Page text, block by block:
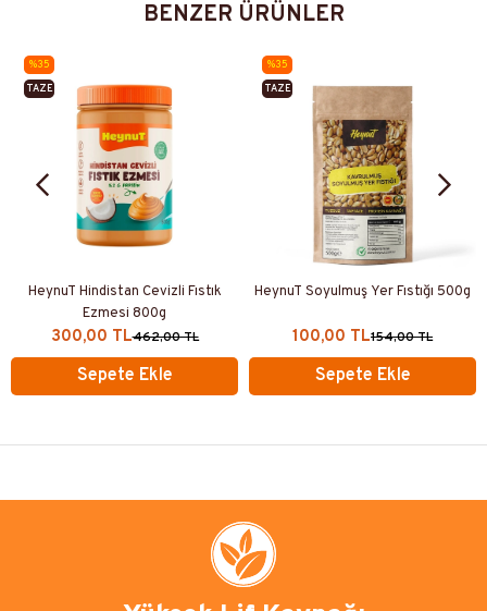
BENZER ÜRÜNLER
HeynuT Hindistan Cevizli Fıstık
Ezmesi 800g
300,00 TL462,00 TL
Sepete Ekle
%35
TAZE
HeynuT Soyulmuş Yer Fıstığı 500g
100,00 TL154,00 TL
Sepete Ekle
%35
TAZE